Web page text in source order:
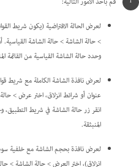
لعرض الحالة الافتراضية (يكون شريط
> حالة الشاشة > حالة الشاشة القياسية.
وحدد حالة الشاشة القياسية من القائمة
عنوان أو شرائط انزلاق، اختر عرض >
انقر زر حالة الشاشة في شريط التطبيق،
المنبثقة.
لعرض نافذة بحجم الشاشة مع خلفية
انزلاق)، اختر العرض > حالة الشاشة >